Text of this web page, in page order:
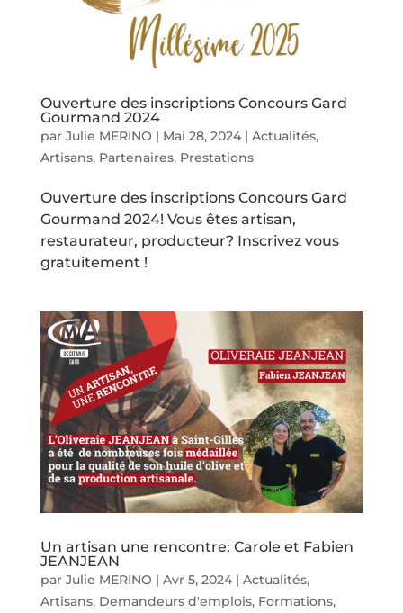
Ouverture des inscriptions Concours Gard
Gourmand 2024
par Julie MERINO | Mai 28, 2024| Actualités,
Artisans, Partenaires, Prestations
Ouverture des inscriptions Concours Gard
Gourmand 2024! Vous êtes artisan,
restaurateur, producteur? Inscrivez vous
gratuitement !
Un artisan une rencontre: Carole et Fabien
JEANJEAN
par Julie MERINO | Avr 5, 2024| Actualités,
Artisans, Demandeurs d'emplois, Formations,